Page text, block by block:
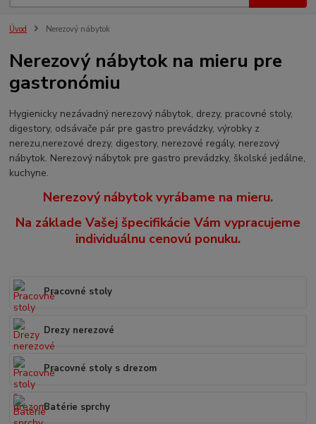
Úvod Nerezový nábytok
Nerezový nábytok na mieru pre
gastronómiu
Hygienicky nezávadný nerezový nábytok, drezy, pracovné stoly,
digestory, odsávače pár pre gastro prevádzky, výrobky z
nerezu,nerezové drezy, digestory, nerezové regály, nerezový
nábytok. Nerezový nábytok pre gastro prevádzky, školské jedálne,
kuchyne.
Nerezový nábytok vyrábame na mieru.
Na základe Vašej špecifikácie Vám vypracujeme
individuálnu cenovú ponuku.
Pracovné stoly
Drezy nerezové
Pracovné stoly s drezom
Batérie sprchy